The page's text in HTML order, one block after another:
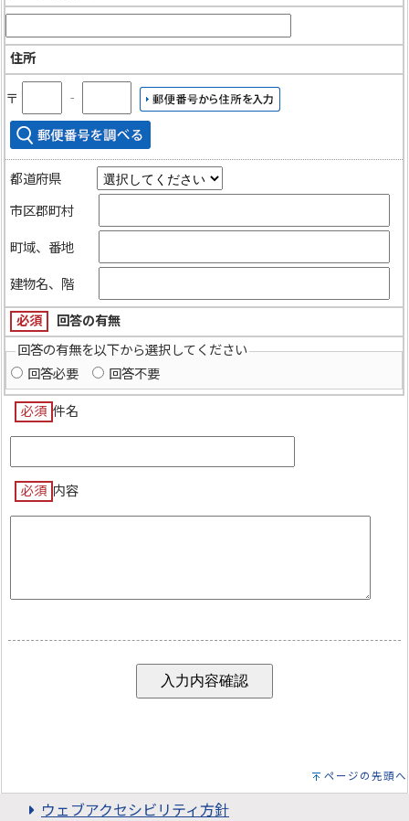
住所
〒 ‐
都道府県
市区郡町村
町域、番地
建物名、階
必須
回答の有無
回答の有無を以下から選択してください
回答必要
回答不要
必須 件名
必須 内容
ページの先頭へ
ウェブアクセシビリティ方針